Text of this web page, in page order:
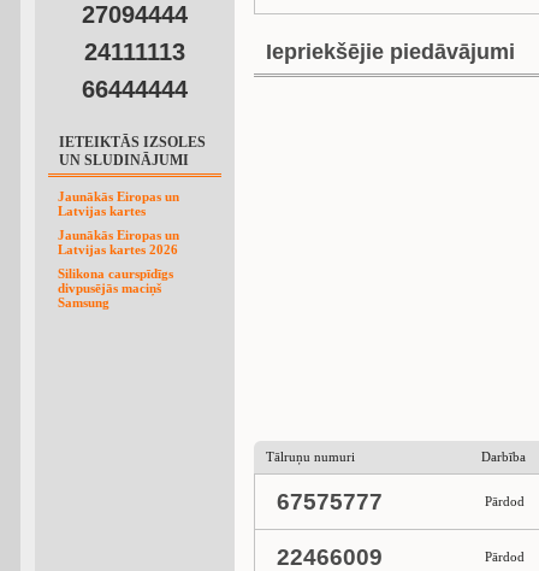
27094444
24111113
66444444
IETEIKTĀS IZSOLES
UN SLUDINĀJUMI
Jaunākās Eiropas un
Latvijas kartes
Jaunākās Eiropas un
Latvijas kartes 2026
Silikona caurspīdīgs
divpusējās maciņš
Samsung
Iepriekšējie piedāvājumi
Tālruņu numuri Darbība
67575777 Pārdod
22466009 Pārdod